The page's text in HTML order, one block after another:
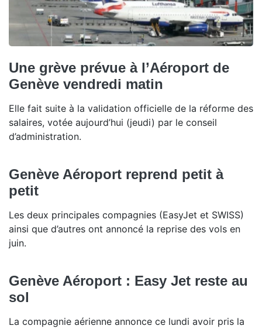
Une grève prévue à l’Aéroport de
Genève vendredi matin
Elle fait suite à la validation officielle de la réforme des
salaires, votée aujourd’hui (jeudi) par le conseil
d’administration.
Genève Aéroport reprend petit à
petit
Les deux principales compagnies (EasyJet et SWISS)
ainsi que d’autres ont annoncé la reprise des vols en
juin.
Genève Aéroport : Easy Jet reste au
sol
La compagnie aérienne annonce ce lundi avoir pris la